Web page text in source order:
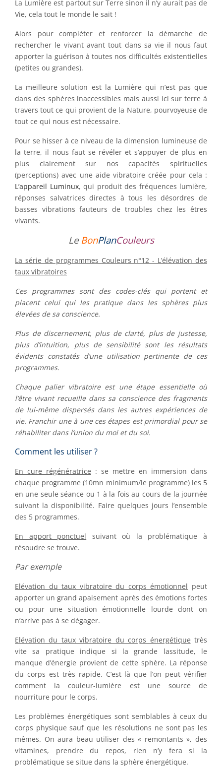
La Lumière est partout sur Terre sinon il n’y aurait pas de
Vie, cela tout le monde le sait !
Alors pour compléter et renforcer la démarche de
rechercher le vivant avant tout dans sa vie il nous faut
apporter la guérison à toutes nos difficultés existentielles
(petites ou grandes).
La meilleure solution est la Lumière qui n’est pas que
dans des sphères inaccessibles mais aussi ici sur terre à
travers tout ce qui provient de la Nature, pourvoyeuse de
tout ce qui nous est nécessaire.
Pour se hisser à ce niveau de la dimension lumineuse de
la terre, il nous faut se révéler et s’appuyer de plus en
plus clairement sur nos capacités spirituelles
(perceptions) avec une aide vibratoire créée pour cela :
L’appareil Luminux, qui produit des fréquences lumière,
réponses salvatrices directes à tous les désordres de
basses vibrations fauteurs de troubles chez les êtres
vivants.
Le BonPlanCouleurs
La série de programmes Couleurs n°12 - L’élévation des
taux vibratoires
Ces programmes sont des codes-clés qui portent et
placent celui qui les pratique dans les sphères plus
élevées de sa conscience.
Plus de discernement, plus de clarté, plus de justesse,
plus d’intuition, plus de sensibilité sont les résultats
évidents constatés d’une utilisation pertinente de ces
programmes.
Chaque palier vibratoire est une étape essentielle où
l’être vivant recueille dans sa conscience des fragments
de lui-même dispersés dans les autres expériences de
vie. Franchir une à une ces étapes est primordial pour se
réhabiliter dans l’union du moi et du soi.
Comment les utiliser ?
En cure régénératrice : se mettre en immersion dans
chaque programme (10mn minimum/le programme) les 5
en une seule séance ou 1 à la fois au cours de la journée
suivant la disponibilité. Faire quelques jours l’ensemble
des 5 programmes.
En apport ponctuel suivant où la problématique à
résoudre se trouve.
Par exemple
Elévation du taux vibratoire du corps émotionnel peut
apporter un grand apaisement après des émotions fortes
ou pour une situation émotionnelle lourde dont on
n’arrive pas à se dégager.
Elévation du taux vibratoire du corps énergétique très
vite sa pratique indique si la grande lassitude, le
manque d’énergie provient de cette sphère. La réponse
du corps est très rapide. C’est là que l’on peut vérifier
comment la couleur-lumière est une source de
nourriture pour le corps.
Les problèmes énergétiques sont semblables à ceux du
corps physique sauf que les résolutions ne sont pas les
mêmes. On aura beau utiliser des « remontants », des
vitamines, prendre du repos, rien n’y fera si la
problématique se situe dans la sphère énergétique.